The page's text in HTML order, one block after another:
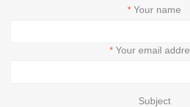
Your name
Your email
Subject